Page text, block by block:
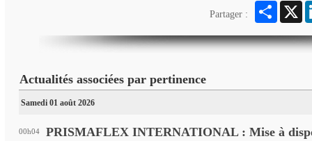
Partager :
Partager
X
Actualités associées par pertinence
Samedi 01 août 2026
00h04
PRISMAFLEX INTERNATIONAL : Mise à